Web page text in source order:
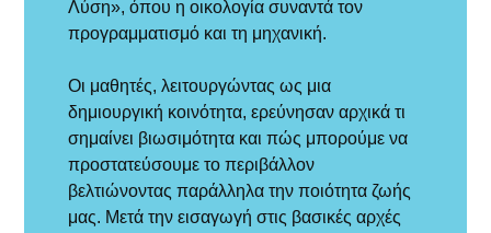
Λύση», όπου η οικολογία συναντά τον
προγραμματισμό και τη μηχανική.
Οι μαθητές, λειτουργώντας ως μια
δημιουργική κοινότητα, ερεύνησαν αρχικά τι
σημαίνει βιωσιμότητα και πώς μπορούμε να
προστατεύσουμε το περιβάλλον
βελτιώνοντας παράλληλα την ποιότητα ζωής
μας. Μετά την εισαγωγή στις βασικές αρχές